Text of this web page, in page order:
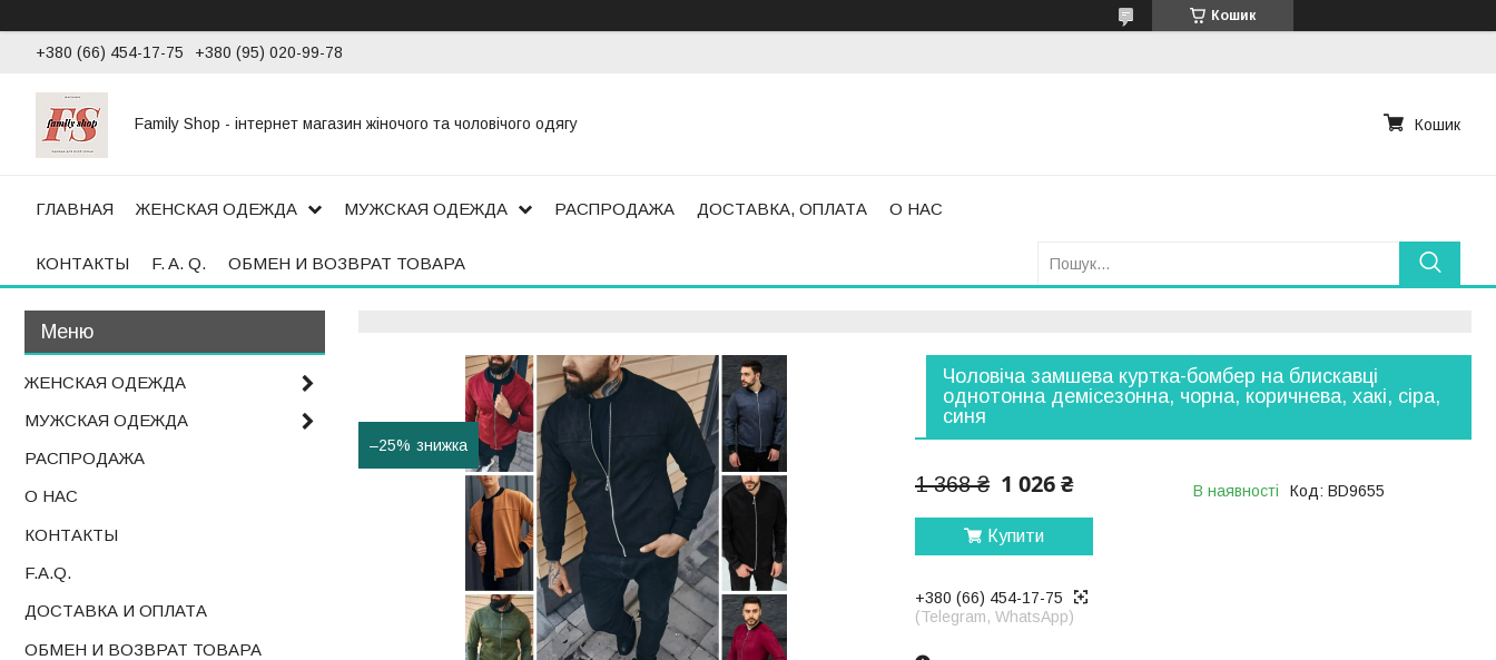
Кошик
+380 (66) 454-17-75 +380 (95) 020-99-78
Family Shop - інтернет магазин жіночого та чоловічого одягу Кошик
ГЛАВНАЯ ЖЕНСКАЯ ОДЕЖДА МУЖСКАЯ ОДЕЖДА РАСПРОДАЖА ДОСТАВКА, ОПЛАТА О НАС
КОНТАКТЫ F. A. Q. ОБМЕН И ВОЗВРАТ ТОВАРА
–25%
Чоловіча замшева куртка-бомбер на блискавці
однотонна демісезонна, чорна, коричнева, хакі, сіра,
синя
1 368 ₴ 1 026 ₴ В наявності Код: BD9655
Купити
+380 (66) 454-17-75
(Telegram, WhatsApp)
ЖЕНСКАЯ ОДЕЖДА
МУЖСКАЯ ОДЕЖДА
РАСПРОДАЖА
О НАС
КОНТАКТЫ
F.A.Q.
ДОСТАВКА И ОПЛАТА
ОБМЕН И ВОЗВРАТ ТОВАРА